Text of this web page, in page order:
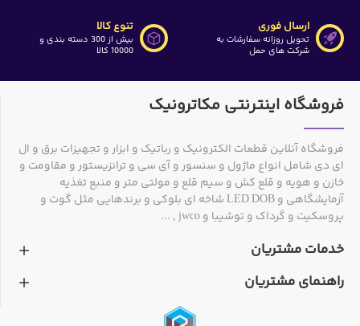
ارسال فوری
تحویل روزانه سفارشات به
شرکت های حمل
تنوع کالا
بیش از 300 دسته بندی و
10000 کالا
فروشگاه اینترنتی مکاترونیک
فروشگاه آنلاین قطعات الکترونیک و رباتیک و ابزار و تجهیزات برق و ال
ای دی شامل انواع ماژول و سنسور و آی سی و ترانزیستور و مقاومت و
خازن و هویه و قلع کش و سیم قلع و مولتی متر و منبع تغذیه
آزمایشگاهی و LED DOB شاخه ای بلوکی و برندهایی مثل گوت و
پروسکیت و گرداک و توشیبا و jwco , ...
خدمات مشتریان
راهنمای مشتریان